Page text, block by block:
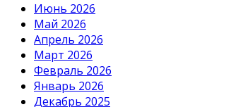
Июнь 2026
Май 2026
Апрель 2026
Март 2026
Февраль 2026
Январь 2026
Декабрь 2025